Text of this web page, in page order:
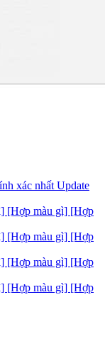
xác nhất Update
[Hợp màu gì] [Hợp
[Hợp màu gì] [Hợp
[Hợp màu gì] [Hợp
[Hợp màu gì] [Hợp